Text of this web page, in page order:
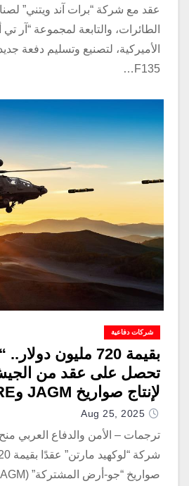
عقد مع شركة “برات آند ويتني”
الأميركية، لتصنيع وتسليم دفعة
F135…
شركات دفاعية
بقيمة 720 مليون
تحصل على عقد من
لإنتاج صواريخ JAGM وHELLFIRE
Aug 25, 2025
ترجمات – الأمن والدفاع العربي